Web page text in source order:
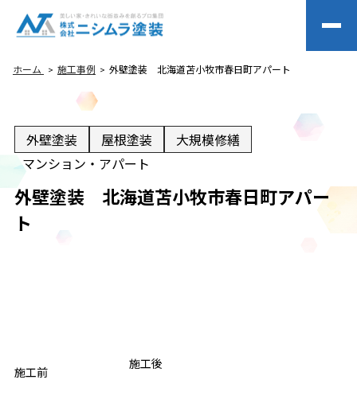
ホーム 施工事例 外壁塗装 北海道苫小牧市春日町アパート
外壁塗装 屋根塗装
大規模修繕
マンション・アパート
外壁塗装 北海道苫小牧市春日町アパー
ト
施工前
AFTER
施工後